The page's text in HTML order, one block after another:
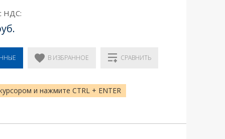
НДС:
В ИЗБРАННОЕ СРАВНИТЬ
и нажмите CTRL + ENTER